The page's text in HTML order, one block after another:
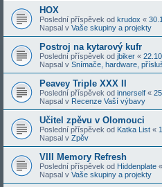
HOX
Poslední příspěvek od krudox «
Napsal v Vaše skupiny a projekty
Postroj na kytarový kufr
Poslední příspěvek od jbiker «
Napsal v Snímače, hardware,
Peavey Triple XXX II
Poslední příspěvek od innerself «
Napsal v Recenze Vaší výbavy
Učitel zpěvu v Olomouci
Poslední příspěvek od Katka List «
Napsal v Zpěv
VIII Memory Refresh
Poslední příspěvek od Hiddenplate «
Napsal v Vaše skupiny a projekty